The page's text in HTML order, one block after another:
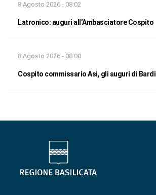
8 Agosto 2026 - 08:02
Latronico: auguri all’Ambasciatore Cospito
8 Agosto 2026 - 08:00
Cospito commissario Asi, gli auguri di Bardi